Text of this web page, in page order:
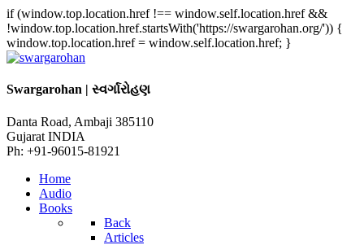
if (window.top.location.href !== window.self.location.href &&
!window.top.location.href.startsWith('https://swargarohan.org/')) {
window.top.location.href = window.self.location.href; }
Swargarohan | સ્વર્ગારોહણ
Danta Road, Ambaji 385110
Gujarat INDIA
Ph: +91-96015-81921
Home
Audio
Books
Back
Articles